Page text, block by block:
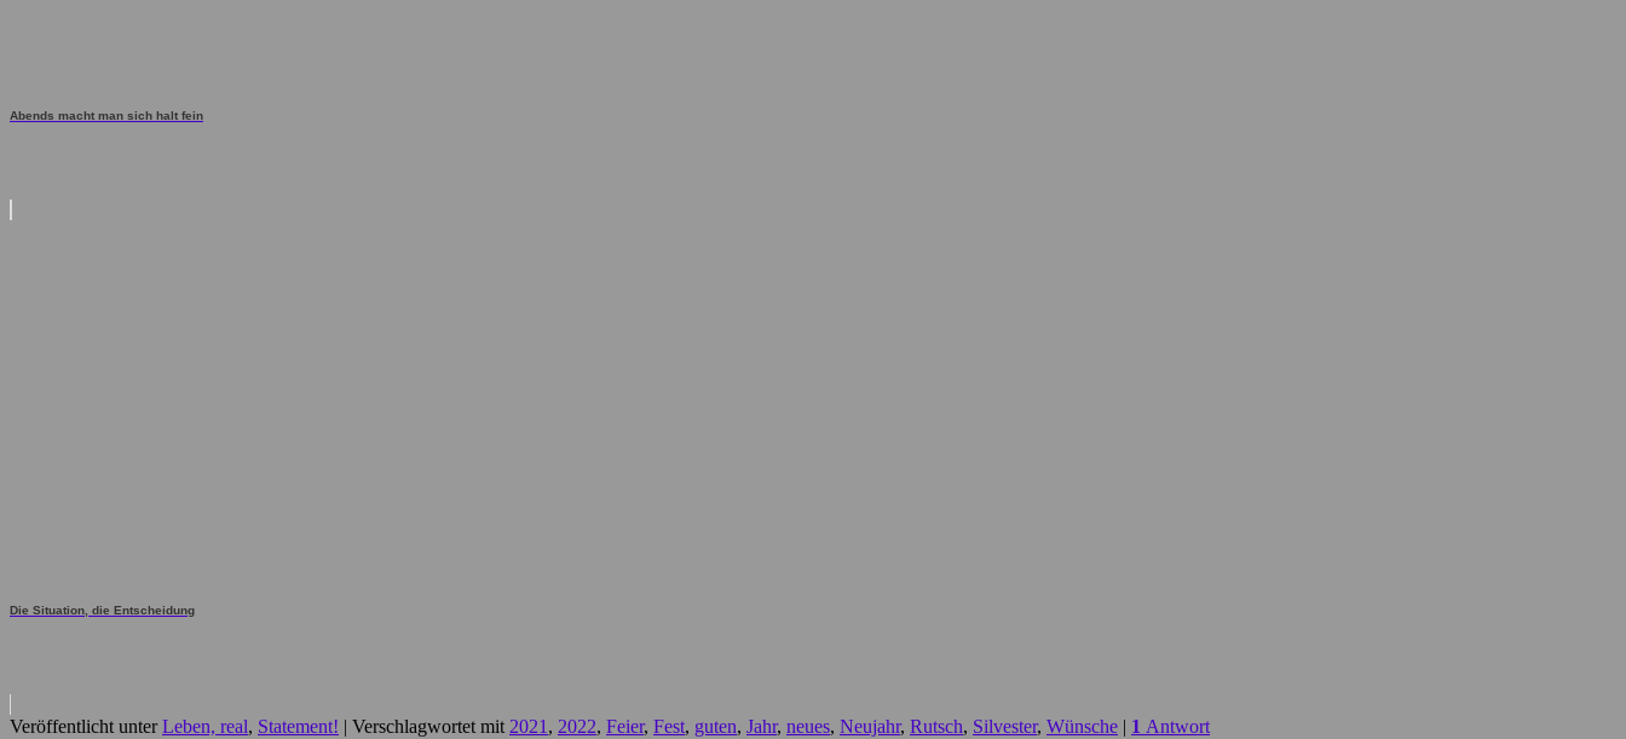
Abends macht man sich halt fein
Die Situation, die Entscheidung
Veröffentlicht unter Leben, real, Statement! | Verschlagwortet mit 2021 , 2022, Feier, Fest, guten, Jahr, neues, Neujahr, Rutsch, Silvester, Wünsche | 1 Antwort